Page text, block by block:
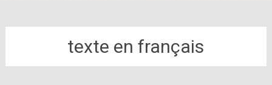
texte en français